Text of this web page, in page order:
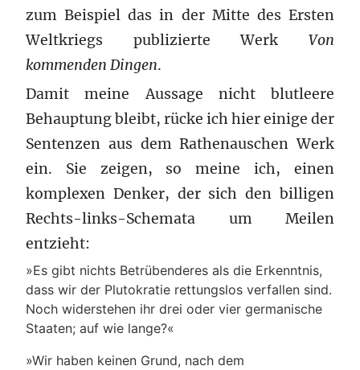
zum Beispiel das in der Mitte des Ersten
Weltkriegs publizierte Werk Von
kommenden Dingen.
Damit meine Aussage nicht blutleere
Behauptung bleibt, rücke ich hier einige der
Sentenzen aus dem Rathenauschen Werk
ein. Sie zeigen, so meine ich, einen
komplexen Denker, der sich den billigen
Rechts-links-Schemata um Meilen
entzieht:
»Es gibt nichts Betrübenderes als die Erkenntnis,
dass wir der Plutokratie rettungslos verfallen sind.
Noch widerstehen ihr drei oder vier germanische
Staaten; auf wie lange?«
»Wir haben keinen Grund, nach dem